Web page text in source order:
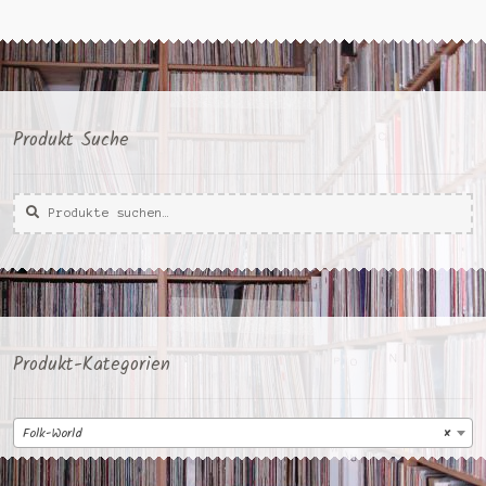
Produkt Suche
Suche
nach:
Suche
Produkt-Kategorien
×
Folk-World